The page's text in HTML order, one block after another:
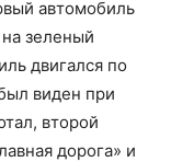
автомобиль
зеленый
двигался по
виден при
второй
дорога» и